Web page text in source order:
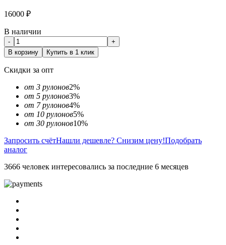
16000 ₽
В наличии
-
+
В корзину
Купить в 1 клик
Скидки за опт
от 3 рулонов2%
от 5 рулонов3%
от 7 рулонов4%
от 10 рулонов5%
от 30 рулонов10%
Запросить счётНашли дешевле? Снизим цену!Подобрать
аналог
3666 человек интересовались за последние 6 месяцев